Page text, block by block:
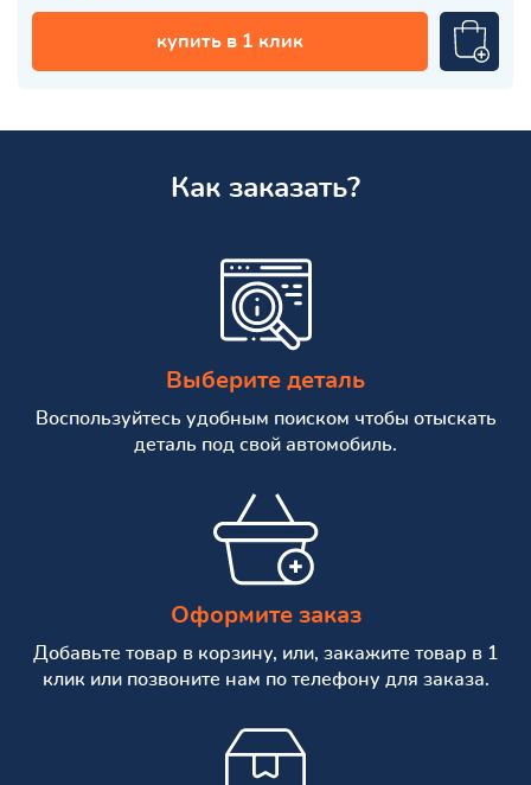
купить в 1 клик
Как заказать?
Выберите деталь
Воспользуйтесь удобным поиском чтобы отыскать
деталь под свой автомобиль.
Оформите заказ
Добавьте товар в корзину, или, закажите товар в 1
клик или позвоните нам по телефону для заказа.